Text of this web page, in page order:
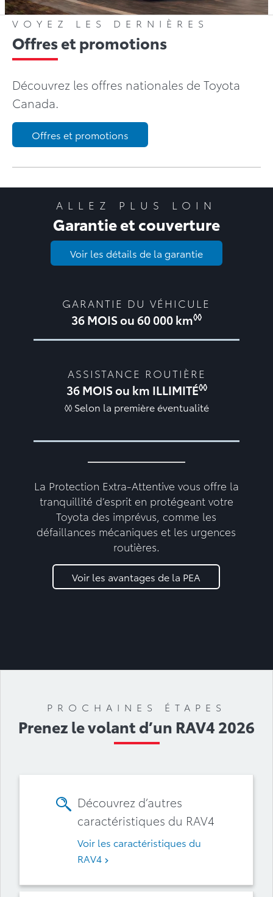
VOYEZ LES DERNIÈRES
Offres et promotions
Découvrez les offres nationales de Toyota
Canada.
Offres et promotions
ALLEZ PLUS LOIN
Garantie et couverture
Voir les détails de la garantie
GARANTIE DU VÉHICULE
36 MOIS ou 60 000 km◊◊
ASSISTANCE ROUTIÈRE
36 MOIS ou km ILLIMITÉ◊◊
◊◊ Selon la première éventualité
La Protection Extra-Attentive vous offre la
tranquillité d’esprit en protégeant votre
Toyota des imprévus, comme les
défaillances mécaniques et les urgences
routières.
Voir les avantages de la PEA
PROCHAINES ÉTAPES
Prenez le volant d’un RAV4 2026
Découvrez d’autres
caractéristiques du RAV4
Voir les caractéristiques du
RAV4